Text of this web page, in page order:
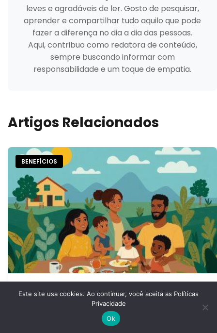
leves e agradáveis de ler. Gosto de pesquisar,
aprender e compartilhar tudo aquilo que pode
fazer a diferença no dia a dia das pessoas.
Aqui, contribuo como redatora de conteúdo,
sempre buscando informar com
responsabilidade e um toque de empatia.
Artigos Relacionados
BENEFÍCIOS
Auxílio Brasil e Bolsa Família: Veja
Como Garantir Seu Benefício
15 de fevereiro de 2026
Este site usa cookies. Ao continuar, você aceita as Políticas
Privacidade
Ok